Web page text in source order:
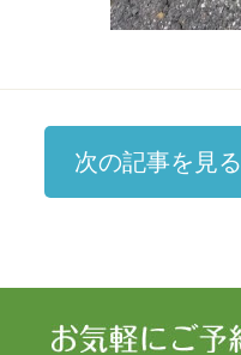
次の記事を見る